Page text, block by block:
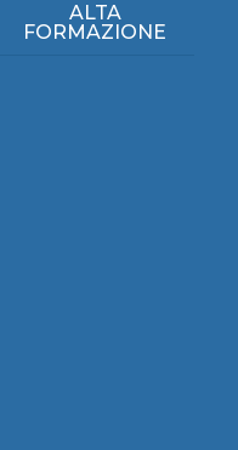
ALTA
FORMAZIONE